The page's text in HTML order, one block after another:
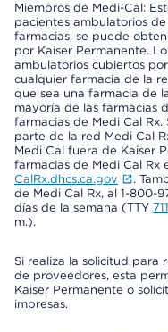
Miembros de Medi-Cal:
pacientes ambulatorios
farmacias, se puede
por Kaiser Permanente.
ambulatorios cubiertos
cualquier farmacia de la
que sea una farmacia de
mayoría de las farmacias
farmacias de Medi Cal
parte de la red Medi Cal
Medi Cal fuera de Kaiser
farmacias de Medi Cal Rx
CalRx.dhcs.ca.gov
.
de Medi Cal Rx, al 1-800-
días de la semana (TTY 711
m.).
Si realiza la solicitud para
de proveedores, esta
Kaiser Permanente o
impresas.